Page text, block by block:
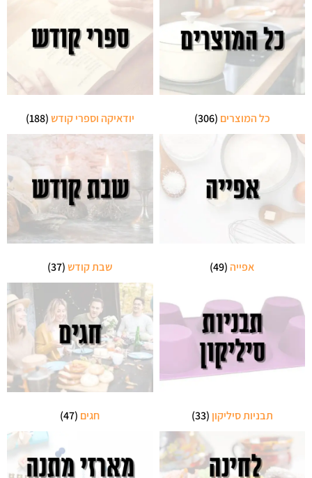
כל המוצרים (306) יודאיקה וספרי קודש(188)
אפייה(49) שבת קודש(37)
תבניות סיליקון (33) חגים (47)